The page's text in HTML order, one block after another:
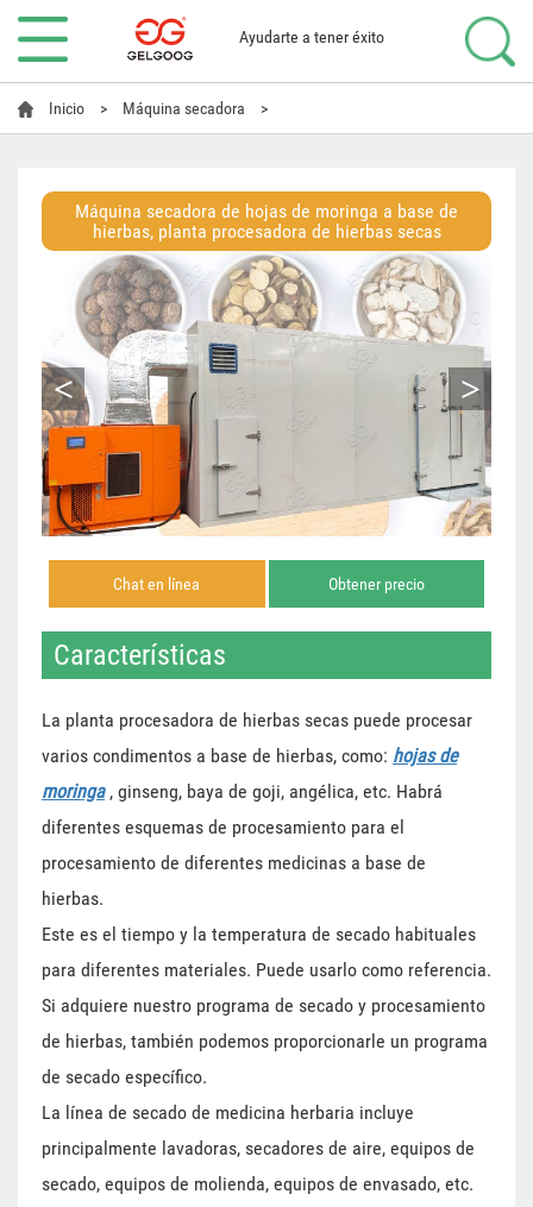
Ayudarte a tener éxito
Inicio > Máquina secadora >
Máquina secadora de hojas de moringa a base de
hierbas, planta procesadora de hierbas secas
< >
Chat en línea Obtener precio
Características
La planta procesadora de hierbas secas puede procesar
varios condimentos a base de hierbas, como: hojas de
moringa, ginseng, baya de goji, angélica, etc. Habrá
diferentes esquemas de procesamiento para el
procesamiento de diferentes medicinas a base de
hierbas.
Este es el tiempo y la temperatura de secado habituales
para diferentes materiales. Puede usarlo como referencia.
Si adquiere nuestro programa de secado y procesamiento
de hierbas, también podemos proporcionarle un programa
de secado específico.
La línea de secado de medicina herbaria incluye
principalmente lavadoras, secadores de aire, equipos de
secado, equipos de molienda, equipos de envasado, etc.